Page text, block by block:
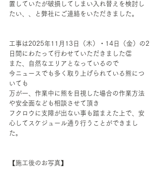
置していたが破損してしまい入れ替えを検討し
たい、、と弊社にご連絡をいただきました。
工事は2025年11月13日（木）・14日（金）の2
日間にわたって行わせていただきました👏
また、自然なエリアとなっているので
今ニュースでも多く取り上げられている熊につ
いても
万が一、作業中に熊を目視した場合の作業方法
や安全面なども相談させて頂き
フクロウに支障が出ない事も踏まえた上で、安
心してスケジュール通り行うことができまし
た。
【施工後のお写真】